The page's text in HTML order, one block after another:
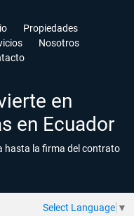
Propiedades
Nosotros
en
en Ecuador
hasta la firma del contrato
Select Language ▼